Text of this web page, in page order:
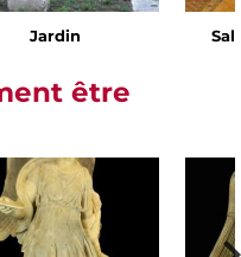
Jardin
être